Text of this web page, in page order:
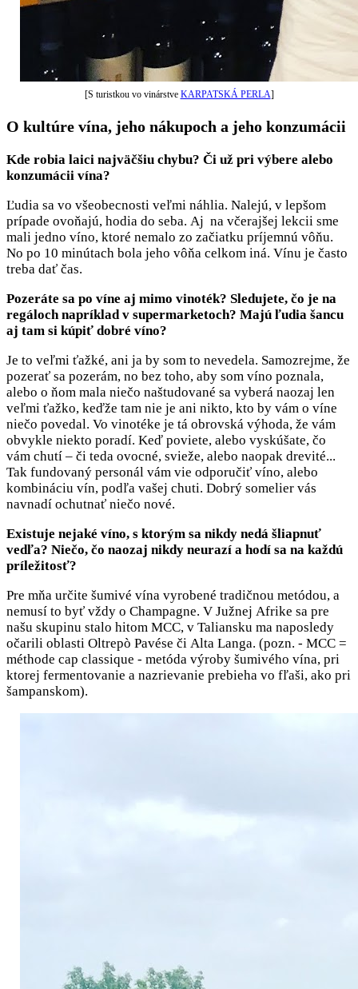
[S turistkou vo vinárstve KARPATSKÁ PERLA]
O kultúre vína, jeho nákupoch a jeho konzumácii
Kde robia laici najväčšiu chybu? Či už pri výbere alebo
konzumácii vína?
Ľudia sa vo všeobecnosti veľmi náhlia. Nalejú, v lepšom
prípade ovoňajú, hodia do seba. Aj na včerajšej lekcii sme
mali jedno víno, ktoré nemalo zo začiatku príjemnú vôňu.
No po 10 minútach bola jeho vôňa celkom iná. Vínu je často
treba dať čas.
Pozeráte sa po víne aj mimo vinoték? Sledujete, čo je na
regáloch napríklad v supermarketoch? Majú ľudia šancu
aj tam si kúpiť dobré víno?
Je to veľmi ťažké, ani ja by som to nevedela. Samozrejme, že
pozerať sa pozerám, no bez toho, aby som víno poznala,
alebo o ňom mala niečo naštudované sa vyberá naozaj len
veľmi ťažko, keďže tam nie je ani nikto, kto by vám o víne
niečo povedal. Vo vinotéke je tá obrovská výhoda, že vám
obvykle niekto poradí. Keď poviete, alebo vyskúšate, čo
vám chutí – či teda ovocné, svieže, alebo naopak drevité...
Tak fundovaný personál vám vie odporučiť víno, alebo
kombináciu vín, podľa vašej chuti. Dobrý somelier vás
navnadí ochutnať niečo nové.
Existuje nejaké víno, s ktorým sa nikdy nedá šliapnuť
vedľa? Niečo, čo naozaj nikdy neurazí a hodí sa na každú
príležitosť?
Pre mňa určite šumivé vína vyrobené tradičnou metódou, a
nemusí to byť vždy o Champagne. V Južnej Afrike sa pre
našu skupinu stalo hitom MCC, v Taliansku ma naposledy
očarili oblasti Oltrepò Pavése či Alta Langa. (pozn. - MCC =
méthode cap classique - metóda výroby šumivého vína, pri
ktorej fermentovanie a nazrievanie prebieha vo fľaši, ako pri
šampanskom).